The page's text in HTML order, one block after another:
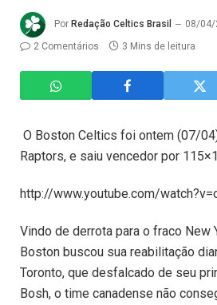
Por Redação Celtics Brasil
08/04/
2 Comentários
3 Mins de leitura
O Boston Celtics foi ontem (07/
Raptors, e saiu vencedor por
http://www.youtube.com/
Vindo de derrota para o fraco New
Boston buscou sua reabilitação
Toronto, que desfalcado de seu
Bosh, o time canadense não